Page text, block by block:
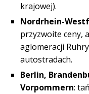
krajowej).
Nordrhein-
przyzwoite ceny,
aglomeracji
autostradach.
Berlin,
Vorpommern: